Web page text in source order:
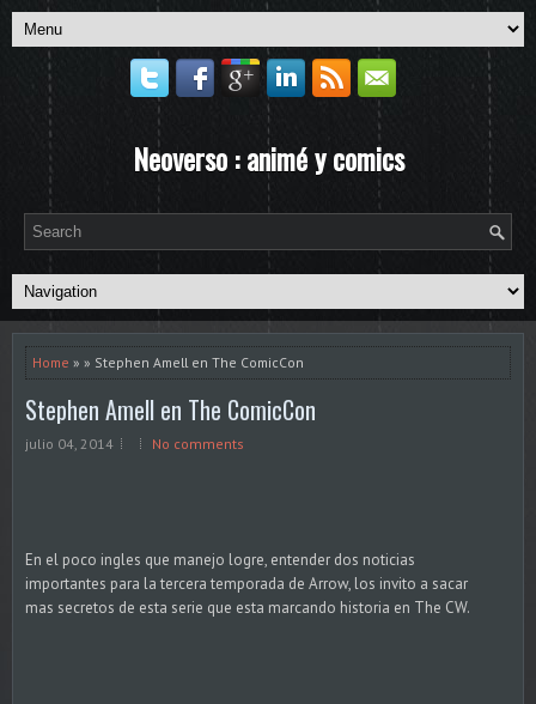
Neoverso : animé y comics
Home » » Stephen Amell en The ComicCon
Stephen Amell en The ComicCon
julio 04, 2014 No comments
En el poco ingles que manejo logre, entender dos noticias
importantes para la tercera temporada de Arrow, los invito a sacar
mas secretos de esta serie que esta marcando historia en The CW.